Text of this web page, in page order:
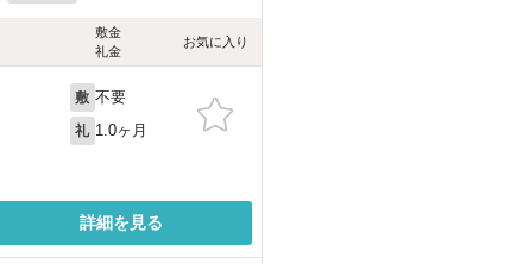
敷金
礼金
お気に入り
敷 不要
礼 1.0ヶ月
詳細を見る